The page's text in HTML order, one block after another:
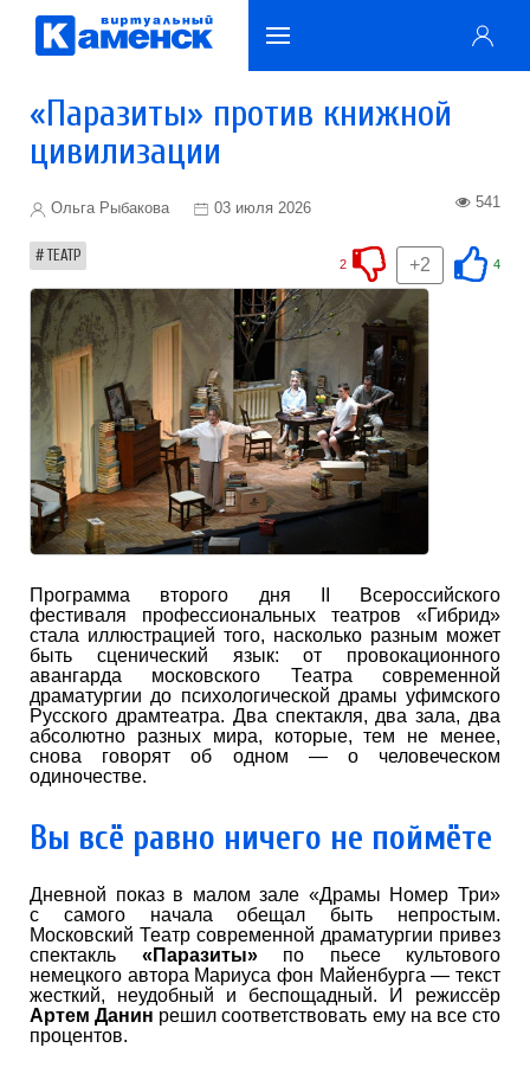
«Паразиты» против книжной
цивилизации
Ольга Рыбакова 03 июля 2026 541
ТЕАТР 4
+2
2
Программа второго дня II Всероссийского
фестиваля профессиональных театров «Гибрид»
стала иллюстрацией того, насколько разным может
быть сценический язык: от провокационного
авангарда московского Театра современной
драматургии до психологической драмы уфимского
Русского драмтеатра. Два спектакля, два зала, два
абсолютно разных мира, которые, тем не менее,
снова говорят об одном — о человеческом
одиночестве.
Вы всё равно ничего не поймёте
Дневной показ в малом зале «Драмы Номер Три»
с самого начала обещал быть непростым.
Московский Театр современной драматургии привез
спектакль «Паразиты»по пьесе культового
немецкого автора Мариуса фон Майенбурга — текст
жесткий, неудобный и беспощадный. И режиссёр
Артем Данин решил соответствовать ему на все сто
процентов.